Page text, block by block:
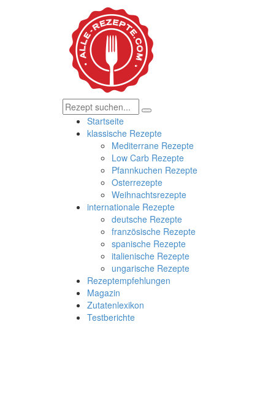
Startseite
klassische Rezepte
Mediterrane Rezepte
Low Carb Rezepte
Pfannkuchen Rezepte
Osterrezepte
Weihnachtsrezepte
internationale Rezepte
deutsche Rezepte
französische Rezepte
spanische Rezepte
italienische Rezepte
ungarische Rezepte
Rezeptempfehlungen
Magazin
Zutatenlexikon
Testberichte